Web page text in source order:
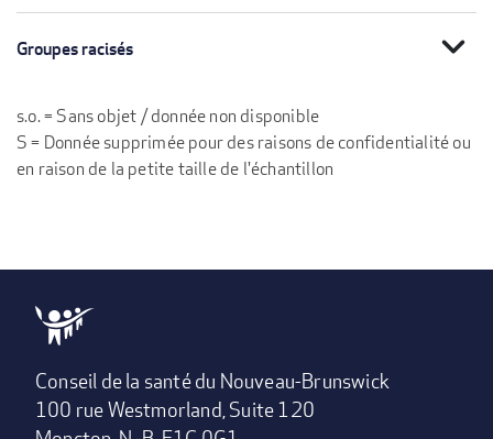
Groupes racisés expand_more
s.o. = Sans objet / donnée non disponible
S = Donnée supprimée pour des raisons de confidentialité ou
en raison de la petite taille de l'échantillon
Conseil de la santé du Nouveau-Brunswick
100 rue Westmorland, Suite 120